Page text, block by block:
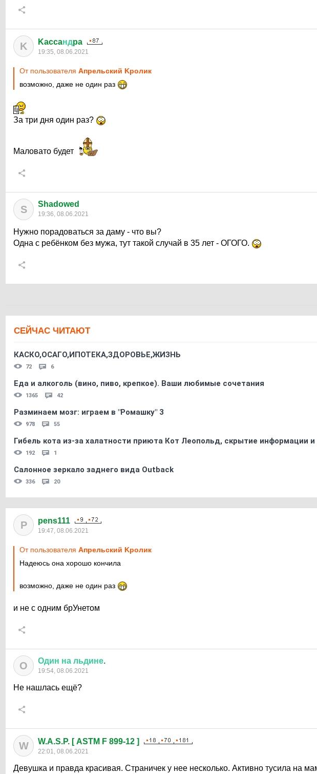
K Kaccaндpa
19:35, 08.06.2021
От пользователя Aпрельский Kролик
возможно, даже не один раз
За три дня один раз?
Маловато будет
S Shadowed
19:36, 08.06.2021
Нужно порадоваться за даму - что вы?
Одна с ребёнком без мужа, тут такой случай в 35 лет - ОГОГО.
СЕЙЧАС ЧИТАЮТ
КАСКО,ОСАГО,ИПОТЕКА,ЗДОРОВЬЕ,ЖИЗНЬ
72 6
Еда и алкоголь (вино, пиво, крепкое). Ваши любимые сочетания
1365 42
Разминаем мозг: играем в "Ромашку" 3
978 55
Гибель кота из-за халатности приюта Кот Леопольд, скрытиe информации
192 1
Салонное зеркало заднего вида Outback
336 20
P pens111
19:47, 08.06.2021
От пользователя Aпрельский Kролик
Надеюсь она хорошо кончила
возможно, даже не один раз
и не с одним брУнетом
О Один на льдине.
19:54, 08.06.2021
Не нашлась ещё?
W W.A.S.P. [ ASTM F 899-12 ]
22:01, 08.06.2021
Девушка и правда красивая. Страничек у нее несколько. Активно тусила на